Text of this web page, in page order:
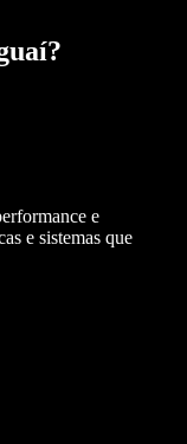
?
e
e sistemas que